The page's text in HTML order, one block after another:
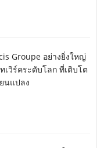
Groupe อย่างยิ่งใหญ่
เวิร์คระดับโลก ที่เติบโต
นแปลง